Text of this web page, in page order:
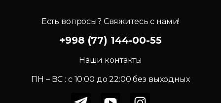
Есть вопросы? Свяжитесь с нами!
+998 (77) 144-00-55
Наши контакты
ПН – ВС : c 10:00 до 22:00 без выходных